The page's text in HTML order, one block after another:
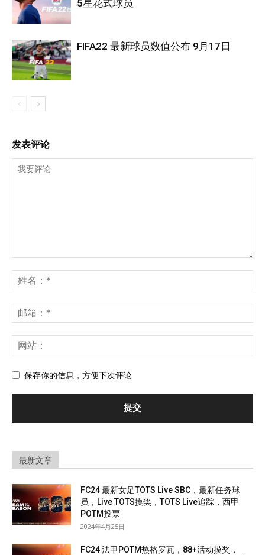
5星花式球员
FIFA22 最新球员数值公布 9月17日
发表评论
保存你的信息，方便下次评论
最新文章
FC24 最新女足TOTS Live SBC，最新任务球
员，Live TOTS摸奖，TOTS Live追踪，西甲
POTM投票
2024年4月25日
FC24 法甲POTM热格罗瓦，88+活动摸奖，